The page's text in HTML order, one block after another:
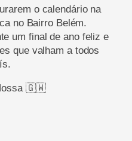
o calendário na
no Bairro Belém.
um final de ano feliz e
que valham a todos
🇬🇼